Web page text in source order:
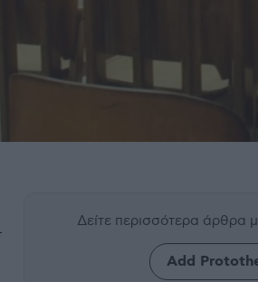
Δείτε περισσότερα άρθρα
Add